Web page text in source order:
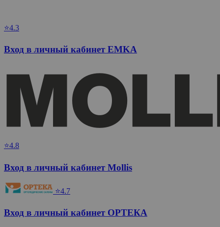
⭐4.3
Вход в личный кабинет EMKA
⭐4.8
Вход в личный кабинет Mollis
⭐4.7
Вход в личный кабинет ОРТЕКА